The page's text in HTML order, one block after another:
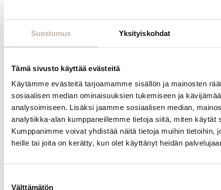
Suostumus Yksityiskohdat
Tämä sivusto käyttää evästeitä
Käytämme evästeitä tarjoamamme sisällön ja mainosten
sosiaalisen median ominaisuuksien tukemiseen ja
analysoimiseen. Lisäksi jaamme sosiaalisen median,
analytiikka-alan kumppaneillemme tietoja siitä, miten käytät
Kumppanimme voivat yhdistää näitä tietoja muihin tietoihin,
heille tai joita on kerätty, kun olet käyttänyt heidän
Välttämätön
määrä riippuu
lopputuloksesta.
Kiinnitys ja
huolto
Valikoimastamme